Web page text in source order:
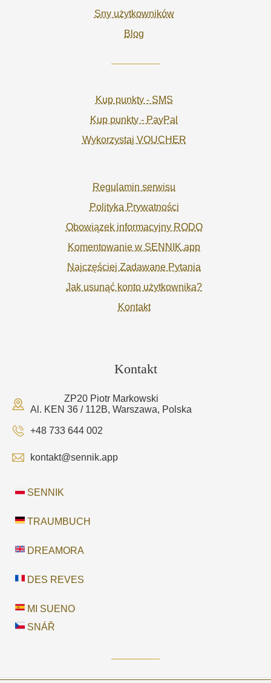
Sny użytkowników
Blog
Kup punkty - SMS
Kup punkty - PayPal
Wykorzystaj VOUCHER
Regulamin serwisu
Polityka Prywatności
Obowiązek informacyjny RODO
Komentowanie w SENNIK.app
Najczęściej Zadawane Pytania
Jak usunąć konto użytkownika?
Kontakt
Kontakt
ZP20 Piotr Markowski
Al. KEN 36 / 112B, Warszawa, Polska
+48 733 644 002
kontakt@sennik.app
SENNIK
TRAUMBUCH
DREAMORA
DES REVES
MI SUENO
SNÁŘ